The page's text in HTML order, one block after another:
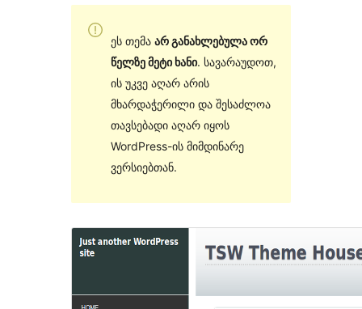
ეს თემა არ განახლებულა ორ
წელზე მეტი ხანი. სავარაუდოთ,
ის უკვე აღარ არის
მხარდაჭერილი და შესაძლოა
თავსებადი აღარ იყოს
WordPress-ის მიმდინარე
ვერსიებთან.